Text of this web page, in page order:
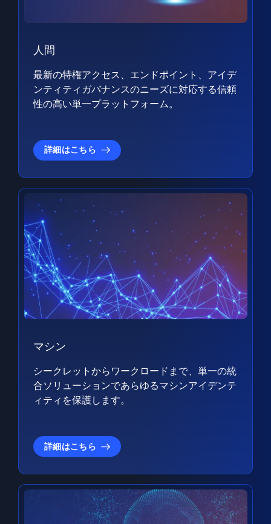
人間
最新の特権アクセス、エンドポイント、アイデ
ンティティガバナンスのニーズに対応する信頼
性の高い単一プラットフォーム。
詳細はこちら
マシン
シークレットからワークロードまで、単一の統
合ソリューションであらゆるマシンアイデンテ
ィティを保護します。
詳細はこちら